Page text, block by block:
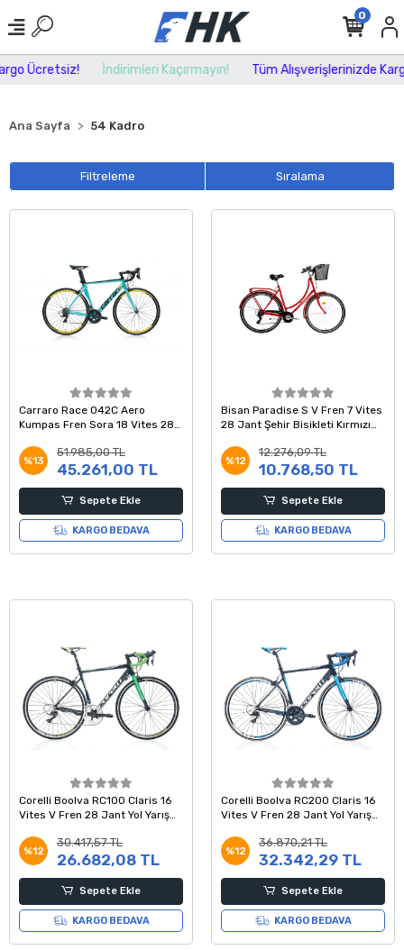
Ücretsiz! İndirimleri Kaçırmayın! Tüm Alışverişlerinizde
0
Ana Sayfa 54 Kadro
Filtreleme Sıralama
Carraro Race 042C Aero
Kumpas Fren Sora 18 Vites 28
Siyah 54 Kadro
%13
51.985,00 TL
45.261,00 TL
Sepete Ekle
KARGO BEDAVA
Bisan Paradise S V Fren 7 Vites
28 Jant Şehir Bisikleti Kırmızı
%12
12.276,09 TL
10.768,50 TL
Sepete Ekle
KARGO BEDAVA
Corelli Boolva RC100 Claris 16
Vites V Fren 28 Jant Yol Yarış
Kadro
%12
30.417,57 TL
26.682,08 TL
Sepete Ekle
KARGO BEDAVA
Corelli Boolva RC200 Claris 16
Vites V Fren 28 Jant Yol Yarış
Kadro
%12
36.870,21 TL
32.342,29 TL
Sepete Ekle
KARGO BEDAVA